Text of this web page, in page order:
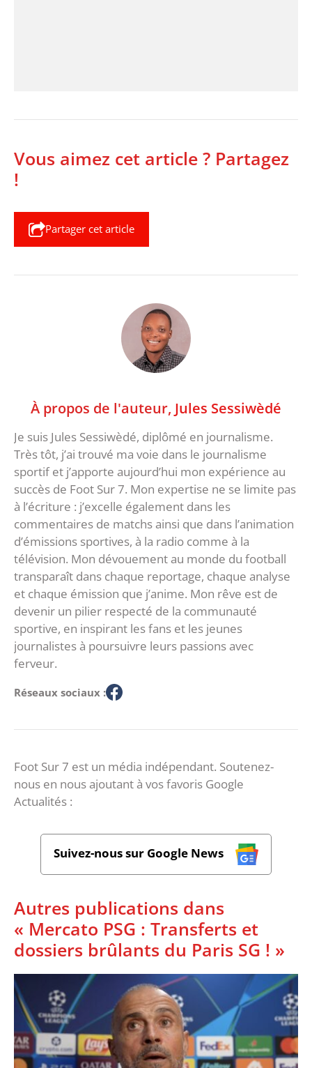
Vous aimez cet article ? Partagez
!
Partager cet article
À propos de l'auteur, Jules Sessiwèdé
Je suis Jules Sessiwèdé, diplômé en journalisme.
Très tôt, j’ai trouvé ma voie dans le journalisme
sportif et j’apporte aujourd’hui mon expérience au
succès de Foot Sur 7. Mon expertise ne se limite pas
à l’écriture : j’excelle également dans les
commentaires de matchs ainsi que dans l’animation
d’émissions sportives, à la radio comme à la
télévision. Mon dévouement au monde du football
transparaît dans chaque reportage, chaque analyse
et chaque émission que j’anime. Mon rêve est de
devenir un pilier respecté de la communauté
sportive, en inspirant les fans et les jeunes
journalistes à poursuivre leurs passions avec
ferveur.
Réseaux sociaux :
Foot Sur 7 est un média indépendant. Soutenez-
nous en nous ajoutant à vos favoris Google
Actualités :
Suivez-nous sur Google News
Autres publications dans
« Mercato PSG : Transferts et
dossiers brûlants du Paris SG ! »